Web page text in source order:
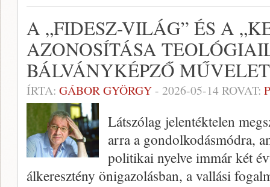
A „FIDESZ-VILÁG” ÉS A
AZONOSÍTÁSA
BÁLVÁNYKÉPZŐ MŰVELET
ÍRTA: GÁBOR GYÖRGY- 2026-05-14ROVAT:
Látszólag jelentéktelen
arra a gondolkodásmódra,
politikai nyelve immár két
álkeresztény önigazolásban, a vallási